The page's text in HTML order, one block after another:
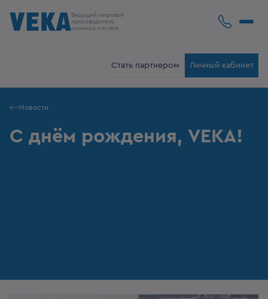
Ведущий мировой
производитель
оконных систем
Стать партнером Личный кабинет
Новости
С днём рождения, VEKA!